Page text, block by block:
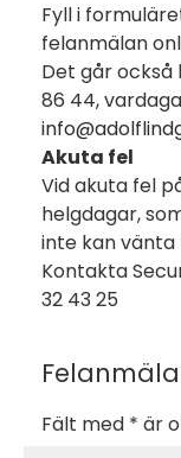
Fyll i
felanmälan
Det går också
86 44,
Akuta fel
Vid akuta fel
helgdagar,
inte kan
Kontakta
32 43 25
Fält med * är